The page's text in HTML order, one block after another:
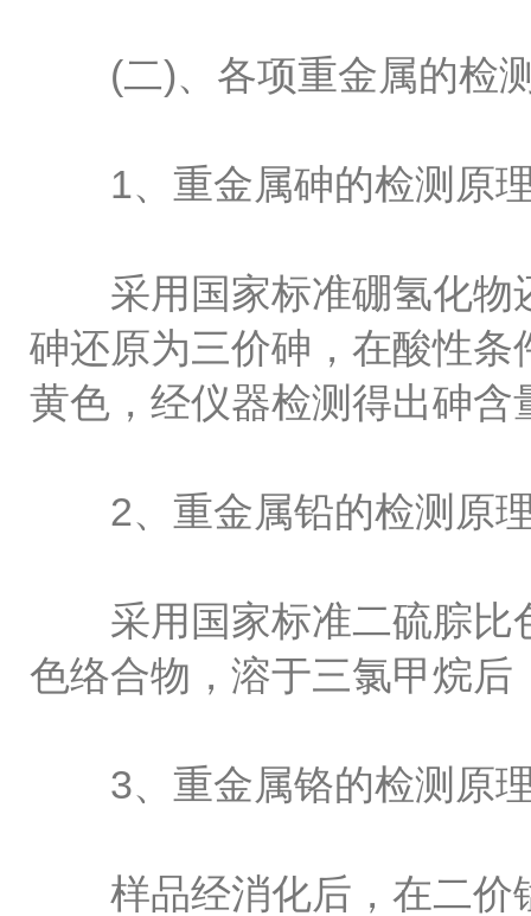
(二)、各项重金属的检
1、重金属砷的检测原理
采用国家标准硼氢化物
砷还原为三价砷，在酸性
黄色，经仪器检测得出砷含
2、重金属铅的检测原理
采用国家标准二硫腙比
色络合物，溶于三氯甲烷后
3、重金属铬的检测原理
样品经消化后，在二价